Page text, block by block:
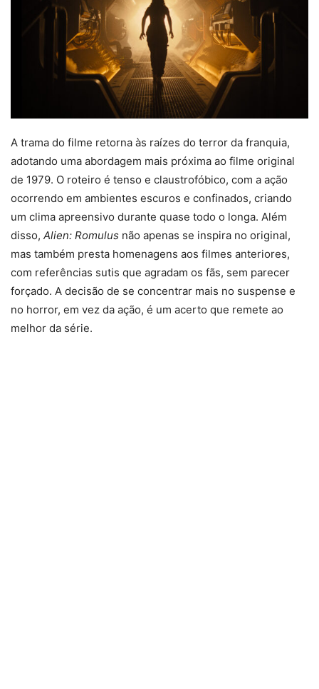
A trama do filme retorna às raízes do terror da franquia,
adotando uma abordagem mais próxima ao filme original
de 1979. O roteiro é tenso e claustrofóbico, com a ação
ocorrendo em ambientes escuros e confinados, criando
um clima apreensivo durante quase todo o longa. Além
disso, Alien: Romulus não apenas se inspira no original,
mas também presta homenagens aos filmes anteriores,
com referências sutis que agradam os fãs, sem parecer
forçado. A decisão de se concentrar mais no suspense e
no horror, em vez da ação, é um acerto que remete ao
melhor da série.